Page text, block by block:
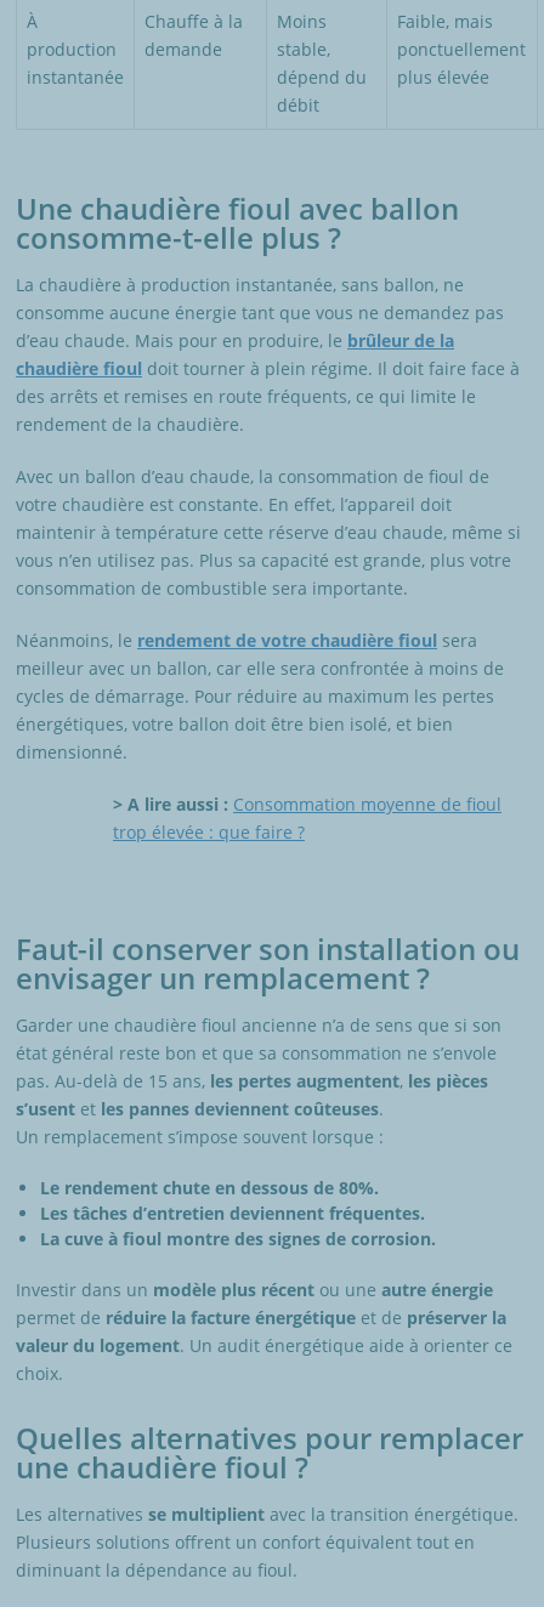
À
production
instantanée
Chauffe à la
demande
Moins
stable,
dépend du
débit
Faible, mais
ponctuellement
plus élevée
Une chaudière fioul avec ballon
consomme-t-elle plus ?
La chaudière à production instantanée, sans ballon, ne
consomme aucune énergie tant que vous ne demandez pas
d’eau chaude. Mais pour en produire, le brûleur de la
chaudière fioul doit tourner à plein régime. Il doit faire face à
des arrêts et remises en route fréquents, ce qui limite le
rendement de la chaudière.
Avec un ballon d’eau chaude, la consommation de fioul de
votre chaudière est constante. En effet, l’appareil doit
maintenir à température cette réserve d’eau chaude, même si
vous n’en utilisez pas. Plus sa capacité est grande, plus votre
consommation de combustible sera importante.
Néanmoins, le rendement de votre chaudière fioul sera
meilleur avec un ballon, car elle sera confrontée à moins de
cycles de démarrage. Pour réduire au maximum les pertes
énergétiques, votre ballon doit être bien isolé, et bien
dimensionné.
> A lire aussi : Consommation moyenne de fioul
trop élevée : que faire ?
Faut-il conserver son installation ou
envisager un remplacement ?
Garder une chaudière fioul ancienne n’a de sens que si son
état général reste bon et que sa consommation ne s’envole
pas. Au-delà de 15 ans, les pertes augmentent, les pièces
s’usent et les pannes deviennent coûteuses.
Un remplacement s’impose souvent lorsque :
Le rendement chute en dessous de 80%.
Les tâches d’entretien deviennent fréquentes.
La cuve à fioul montre des signes de corrosion.
Investir dans un modèle plus récent ou une autre énergie
permet de réduire la facture énergétique et de préserver la
valeur du logement. Un audit énergétique aide à orienter ce
choix.
Quelles alternatives pour remplacer
une chaudière fioul ?
Les alternatives se multiplient avec la transition énergétique.
Plusieurs solutions offrent un confort équivalent tout en
diminuant la dépendance au fioul.